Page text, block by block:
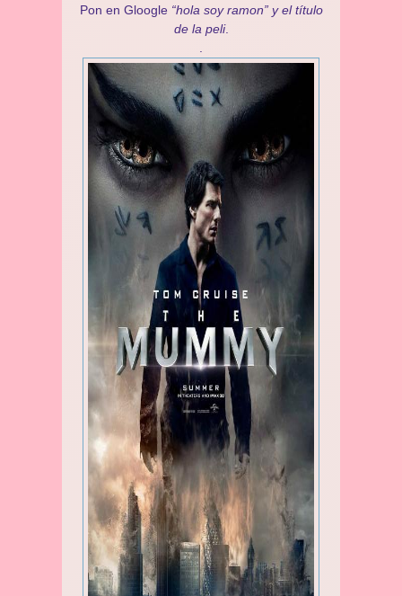
Pon en Gloogle “hola soy ramon” y el título
de la peli.